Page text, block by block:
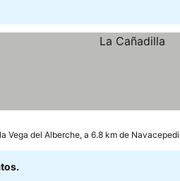
Vega del Alberche, a 6.8 km de